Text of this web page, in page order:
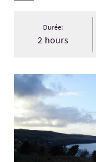
Durée:
2 hours
Visitez:Day tour to